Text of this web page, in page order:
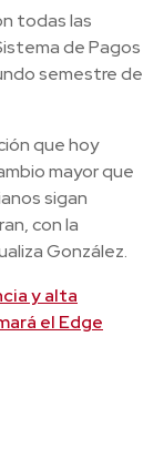
todas las
de Pagos
semestre de
que hoy
mayor que
sigan
con la
González.
y alta
el Edge